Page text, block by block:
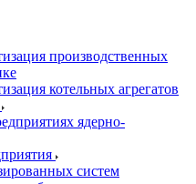
производственных
котельных агрегатов
ядерно-
систем